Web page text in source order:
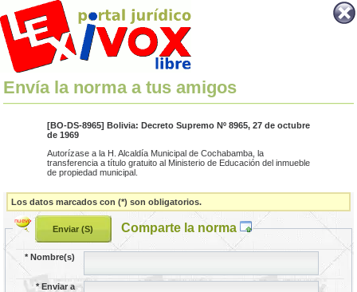
Envía la norma a tus amigos
[BO-DS-8965] Bolivia: Decreto Supremo Nº 8965, 27 de octubre
de 1969
Autorízase a la H. Alcaldía Municipal de Cochabamba, la
transferencia a título gratuito al Ministerio de Educación del inmueble
de propiedad municipal.
Los datos marcados con (*) son obligatorios.
Comparte la norma
*Nombre(s)
*Enviar a